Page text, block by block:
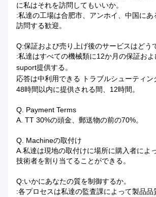
に私はそれを訪問してもいいか。
:私達の工場は合肥市、アンホイ、中国にあ
訪問する歓迎。
Q:保証および売り上げ後のサービスはどう
:私達はすべての機械類に12か月の保証お
suport提供する。
応答は中利用できる
トラブルシューティ
48時間以内に提供される間、12時間。
Q. Payment Terms
A. TT 30%の頭金、郵送物の前の70%。
Q. Machineの取付け
A.私達は現地の取付けに場所に購入者によ
技術者を割り当てることができる。
Q:いかにあなたの質を制御するか。
:各プロセスは私達の監査課によって製品品